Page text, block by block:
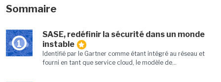
Sommaire
1
SASE, redéfinir la sécurité dans un monde
instable
Identifié par le Gartner comme étant intégré au réseau et
fourni en tant que service cloud, le modèle de...